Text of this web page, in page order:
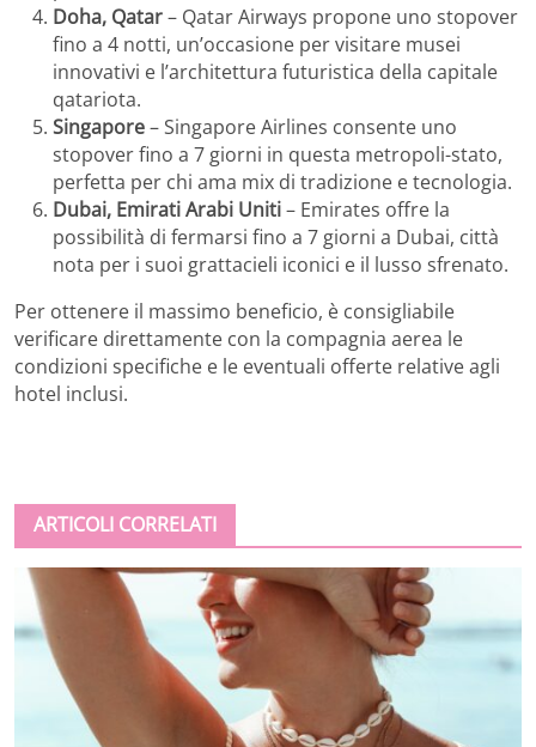
Doha, Qatar– Qatar Airways propone uno stopover
fino a 4 notti, un’occasione per visitare musei
innovativi e l’architettura futuristica della capitale
qatariota.
Singapore– Singapore Airlines consente uno
stopover fino a 7 giorni in questa metropoli-stato,
perfetta per chi ama mix di tradizione e tecnologia.
Dubai, Emirati Arabi Uniti– Emirates offre la
possibilità di fermarsi fino a 7 giorni a Dubai, città
nota per i suoi grattacieli iconici e il lusso sfrenato.
Per ottenere il massimo beneficio, è consigliabile
verificare direttamente con la compagnia aerea le
condizioni specifiche e le eventuali offerte relative agli
hotel inclusi.
ARTICOLI CORRELATI